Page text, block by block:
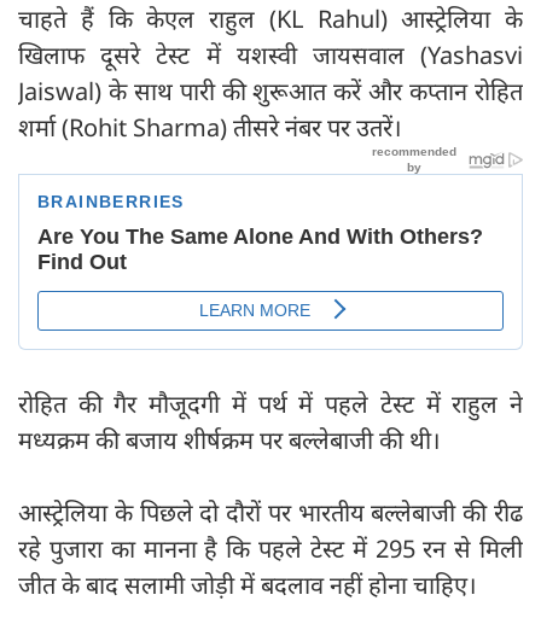
चाहते हैं कि केएल राहुल (KL Rahul) आस्ट्रेलिया के
खिलाफ दूसरे टेस्ट में यशस्वी जायसवाल (Yashasvi
Jaiswal) के साथ पारी की शुरूआत करें और कप्तान रोहित
शर्मा (Rohit Sharma) तीसरे नंबर पर उतरें।
रोहित की गैर मौजूदगी में पर्थ में पहले टेस्ट में राहुल ने
मध्यक्रम की बजाय शीर्षक्रम पर बल्लेबाजी की थी।
आस्ट्रेलिया के पिछले दो दौरों पर भारतीय बल्लेबाजी की रीढ
रहे पुजारा का मानना है कि पहले टेस्ट में 295 रन से मिली
जीत के बाद सलामी जोड़ी में बदलाव नहीं होना चाहिए।